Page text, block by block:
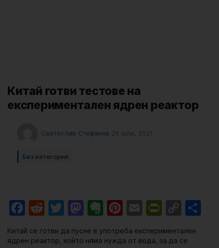
Китай готви тестове на
експериментален ядрен реактор
Светослав Стефанов 26 юли, 2021
Без категория
Facebook
RedditTwitter
Mastodon
Evernote
Pinterest
Email
Китай се готви да пусне в употреба експериментален
ядрен реактор, който няма нужда от вода, за да се